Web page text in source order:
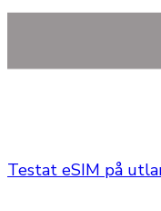
Testat eSIM på